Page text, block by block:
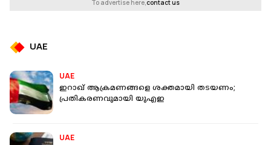
To advertise here,contact us
UAE
UAE
ഇറാഖ് ആക്രമണങ്ങളെ ശക്തമായി തടയണം;
പ്രതികരണവുമായി യുഎഇ
UAE